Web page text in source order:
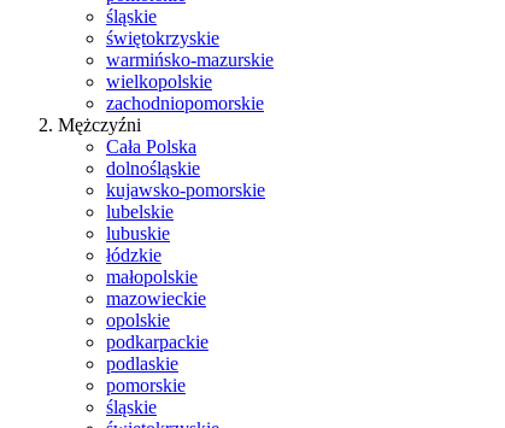
śląskie
świętokrzyskie
warmińsko-mazurskie
wielkopolskie
zachodniopomorskie
Mężczyźni
Cała Polska
dolnośląskie
kujawsko-pomorskie
lubelskie
lubuskie
łódzkie
małopolskie
mazowieckie
opolskie
podkarpackie
podlaskie
pomorskie
śląskie